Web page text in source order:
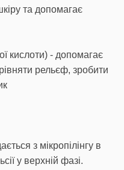
та допомагає
кислоти) - допомагає
рельєф, зробити
з мікропілінгу в
у верхній фазі.